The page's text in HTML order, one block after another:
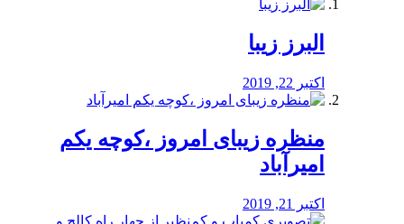
البرز زیبا
اکتبر 22, 2019
منظره‌‌ زیبای امروز ،کوچه یکم
امیرآباد
اکتبر 21, 2019